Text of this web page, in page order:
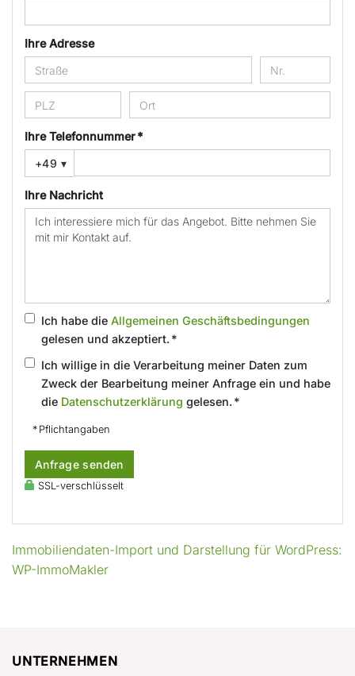
Ihre Adresse
Ihre Telefonnummer *
+49 ▾
Ihre Nachricht
Ich habe die Allgemeinen Geschäftsbedingungen
gelesen und akzeptiert. *
Ich willige in die Verarbeitung meiner Daten zum
Zweck der Bearbeitung meiner Anfrage ein und habe
die Datenschutzerklärung gelesen. *
* Pflichtangaben
Anfrage senden
SSL-verschlüsselt
Immobiliendaten-Import und Darstellung für WordPress:
WP-ImmoMakler
UNTERNEHMEN